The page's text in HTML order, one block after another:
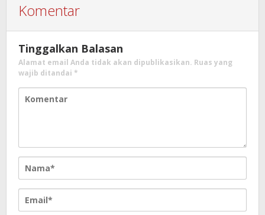
Komentar
Tinggalkan Balasan
Alamat email Anda tidak akan dipublikasikan. Ruas yang
wajib ditandai *